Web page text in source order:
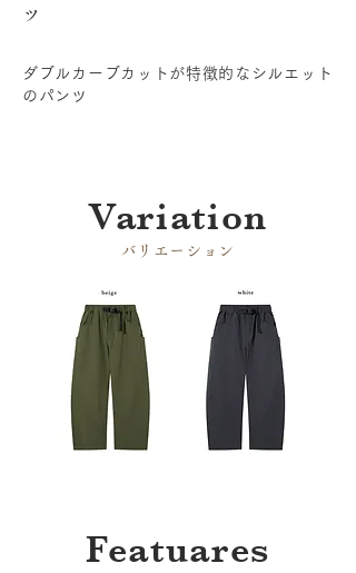
ツ
ダブルカーブカットが特徴的なシルエット
のパンツ
​Variation
​バリエーション
Featuares